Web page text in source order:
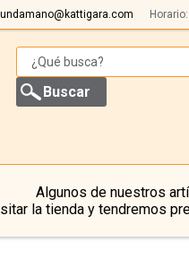
Algunos de nuestros
la tienda y tendremos